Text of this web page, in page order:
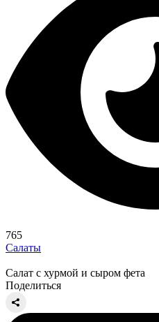
765
Салаты
Салат с хурмой и сыром фета
Поделиться